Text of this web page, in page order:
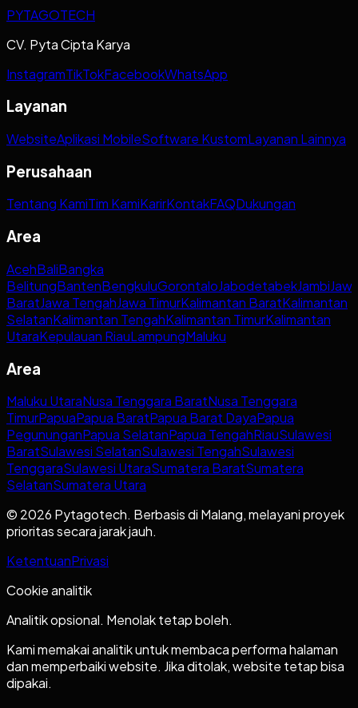
PYTAGOTECH
CV. Pyta Cipta Karya
InstagramTikTokFacebookWhatsApp
Layanan
WebsiteAplikasi MobileSoftware KustomLayanan Lainnya
Perusahaan
Tentang KamiTim KamiKarirKontakFAQDukungan
Area
AcehBaliBangka
BelitungBantenBengkuluGorontaloJabodetabekJambi
BaratJawa TengahJawa TimurKalimantan BaratKalimantan
SelatanKalimantan TengahKalimantan TimurKalimantan
UtaraKepulauan RiauLampungMaluku
Area
Maluku UtaraNusa Tenggara BaratNusa Tenggara
TimurPapuaPapua BaratPapua Barat DayaPapua
PegununganPapua SelatanPapua TengahRiauSulawesi
BaratSulawesi SelatanSulawesi TengahSulawesi
TenggaraSulawesi UtaraSumatera BaratSumatera
SelatanSumatera Utara
© 2026 Pytagotech. Berbasis di Malang, melayani proyek
prioritas secara jarak jauh.
KetentuanPrivasi
Cookie analitik
Analitik opsional. Menolak tetap boleh.
Kami memakai analitik untuk membaca performa halaman
dan memperbaiki website. Jika ditolak, website tetap bisa
dipakai.